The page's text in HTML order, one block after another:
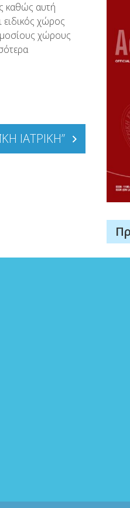
καθώς αυτή
ειδικός χώρος
χώρους
ΙΑΤΡΙΚΗ”